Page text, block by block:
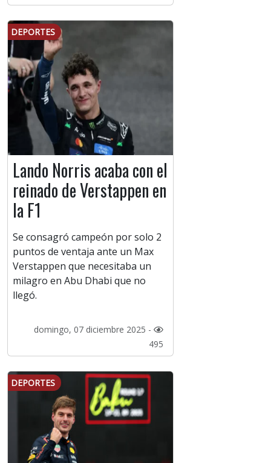
DEPORTES
Lando Norris acaba con el
reinado de Verstappen en
la F1
Se consagró campeón por solo 2
puntos de ventaja ante un Max
Verstappen que necesitaba un
milagro en Abu Dhabi que no
llegó.
domingo, 07 diciembre 2025 -
495
DEPORTES